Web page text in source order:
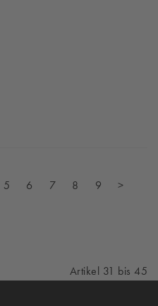
5 6 7 8 9
>
Artikel 31 bis 45